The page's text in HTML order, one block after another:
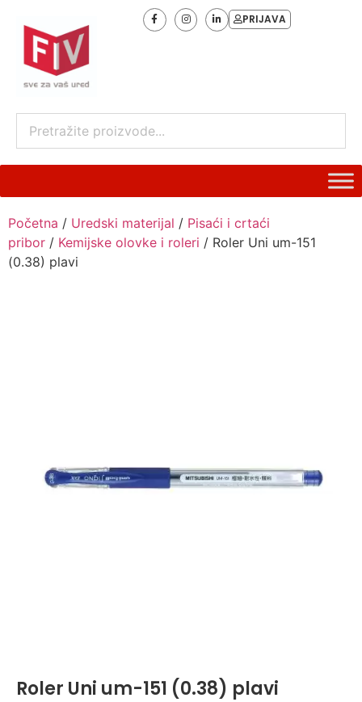
PRIJAVA
Početna / Uredski materijal / Pisaći i crtaći
pribor / Kemijske olovke i roleri / Roler Uni um-151
(0.38) plavi
Roler Uni um-151 (0.38) plavi